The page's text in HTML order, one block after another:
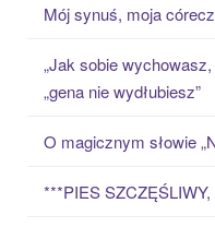
Mój synuś, moja
„Jak sobie
„gena nie wydłubiesz”
O magicznym słowie
***PIES